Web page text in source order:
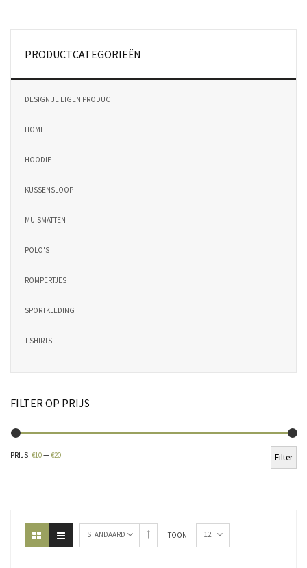
PRODUCTCATEGORIEËN
DESIGN JE EIGEN PRODUCT
HOME
HOODIE
KUSSENSLOOP
MUISMATTEN
POLO'S
ROMPERTJES
SPORTKLEDING
T-SHIRTS
FILTER OP PRIJS
Filter
PRIJS: €10—€20
STANDAARD TOON: 12